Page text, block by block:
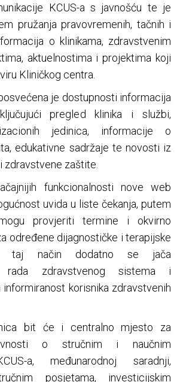
KCUS-a s javnošću te je
pružanja pravovremenih, tačnih i
o klinikama, zdravstvenim
aktuelnostima i projektima koji
Kliničkog centra.
je dostupnosti informacija
pregled klinika i službi,
jedinica, informacije o
edukativne sadržaje te novosti iz
zdravstvene zaštite.
funkcionalnosti nove web
uvida u liste čekanja, putem
provjeriti termine i okvirno
određene dijagnostičke i terapijske
taj način dodatno se jača
rada zdravstvenog sistema i
korisnika zdravstvenih
bit će i centralno mjesto za
o stručnim i naučnim
a, međunarodnoj saradnji,
posjetama, investicijskim